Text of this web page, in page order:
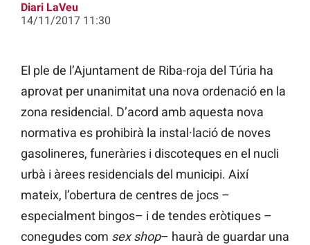
Diari LaVeu
14/11/2017 11:30
El ple de l’Ajuntament de Riba-roja del Túria ha
aprovat per unanimitat una nova ordenació en la
zona residencial. D’acord amb aquesta nova
normativa es prohibirà la instal·lació de noves
gasolineres, funeràries i discoteques en el nucli
urbà i àrees residencials del municipi. Així
mateix, l’obertura de centres de jocs –
especialment bingos– i de tendes eròtiques –
conegudes com sex shop– haurà de guardar una